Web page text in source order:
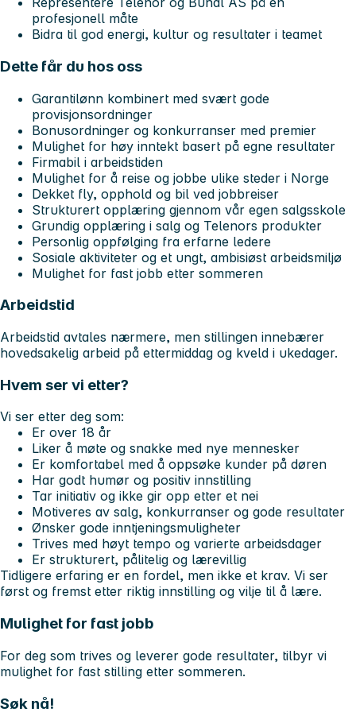
profesjonell måte
Bidra til god energi, kultur og resultater i teamet
Dette får du hos oss
Garantilønn kombinert med svært gode
provisjonsordninger
Bonusordninger og konkurranser med premier
Mulighet for høy inntekt basert på egne resultater
Firmabil i arbeidstiden
Mulighet for å reise og jobbe ulike steder i Norge
Dekket fly, opphold og bil ved jobbreiser
Strukturert opplæring gjennom vår egen salgsskole
Grundig opplæring i salg og Telenors produkter
Personlig oppfølging fra erfarne ledere
Sosiale aktiviteter og et ungt, ambisiøst arbeidsmiljø
Mulighet for fast jobb etter sommeren
Arbeidstid
Arbeidstid avtales nærmere, men stillingen innebærer
hovedsakelig arbeid på ettermiddag og kveld i ukedager.
Hvem ser vi etter?
Vi ser etter deg som:
Er over 18 år
Liker å møte og snakke med nye mennesker
Er komfortabel med å oppsøke kunder på døren
Har godt humør og positiv innstilling
Tar initiativ og ikke gir opp etter et nei
Motiveres av salg, konkurranser og gode resultater
Ønsker gode inntjeningsmuligheter
Trives med høyt tempo og varierte arbeidsdager
Er strukturert, pålitelig og lærevillig
Tidligere erfaring er en fordel, men ikke et krav. Vi ser
først og fremst etter riktig innstilling og vilje til å lære.
Mulighet for fast jobb
For deg som trives og leverer gode resultater, tilbyr vi
mulighet for fast stilling etter sommeren.
Søk nå!